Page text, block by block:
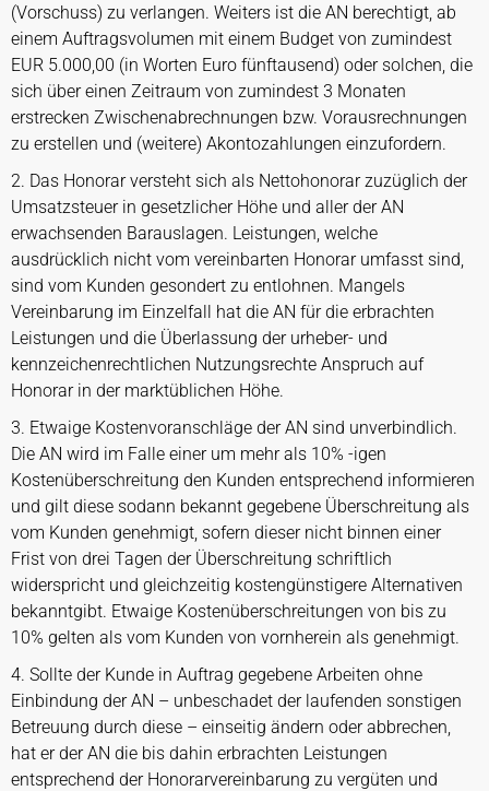
(Vorschuss) zu verlangen. Weiters ist die AN berechtigt, ab
einem Auftragsvolumen mit einem Budget von zumindest
EUR 5.000,00 (in Worten Euro fünftausend) oder solchen, die
sich über einen Zeitraum von zumindest 3 Monaten
erstrecken Zwischenabrechnungen bzw. Vorausrechnungen
zu erstellen und (weitere) Akontozahlungen einzufordern.
2. Das Honorar versteht sich als Nettohonorar zuzüglich der
Umsatzsteuer in gesetzlicher Höhe und aller der AN
erwachsenden Barauslagen. Leistungen, welche
ausdrücklich nicht vom vereinbarten Honorar umfasst sind,
sind vom Kunden gesondert zu entlohnen. Mangels
Vereinbarung im Einzelfall hat die AN für die erbrachten
Leistungen und die Überlassung der urheber- und
kennzeichenrechtlichen Nutzungsrechte Anspruch auf
Honorar in der marktüblichen Höhe.
3. Etwaige Kostenvoranschläge der AN sind unverbindlich.
Die AN wird im Falle einer um mehr als 10% -igen
Kostenüberschreitung den Kunden entsprechend informieren
und gilt diese sodann bekannt gegebene Überschreitung als
vom Kunden genehmigt, sofern dieser nicht binnen einer
Frist von drei Tagen der Überschreitung schriftlich
widerspricht und gleichzeitig kostengünstigere Alternativen
bekanntgibt. Etwaige Kostenüberschreitungen von bis zu
10% gelten als vom Kunden von vornherein als genehmigt.
4. Sollte der Kunde in Auftrag gegebene Arbeiten ohne
Einbindung der AN – unbeschadet der laufenden sonstigen
Betreuung durch diese – einseitig ändern oder abbrechen,
hat er der AN die bis dahin erbrachten Leistungen
entsprechend der Honorarvereinbarung zu vergüten und